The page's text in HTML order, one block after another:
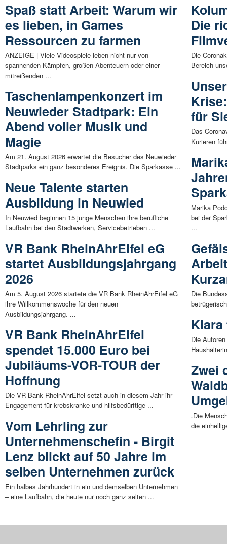
Spaß statt Arbeit: Warum wir
es lieben, in Games
Ressourcen zu farmen
ANZEIGE | Viele Videospiele leben nicht nur von
spannenden Kämpfen, großen Abenteuern oder einer
mitreißenden ...
Taschenlampenkonzert im
Neuwieder Stadtpark: Ein
Abend voller Musik und
Magie
Am 21. August 2026 erwartet die Besucher des Neuwieder
Stadtparks ein ganz besonderes Ereignis. Die Sparkasse ...
Neue Talente starten
Ausbildung in Neuwied
In Neuwied beginnen 15 junge Menschen ihre berufliche
Laufbahn bei den Stadtwerken, Servicebetrieben ...
VR Bank RheinAhrEifel eG
startet Ausbildungsjahrgang
2026
Am 5. August 2026 startete die VR Bank RheinAhrEifel eG
ihre Willkommenswoche für den neuen
Ausbildungsjahrgang. ...
VR Bank RheinAhrEifel
spendet 15.000 Euro bei
Jubiläums-VOR-TOUR der
Hoffnung
Die VR Bank RheinAhrEifel setzt auch in diesem Jahr ihr
Engagement für krebskranke und hilfsbedürftige ...
Vom Lehrling zur
Unternehmenschefin - Birgit
Lenz blickt auf 50 Jahre im
selben Unternehmen zurück
Ein halbes Jahrhundert in ein und demselben Unternehmen
– eine Laufbahn, die heute nur noch ganz selten ...
Die
Die
Bereich
für
Das
Kurieren
Marika
bei der
...
Die
Klara
Die
Zwei
„Die
die